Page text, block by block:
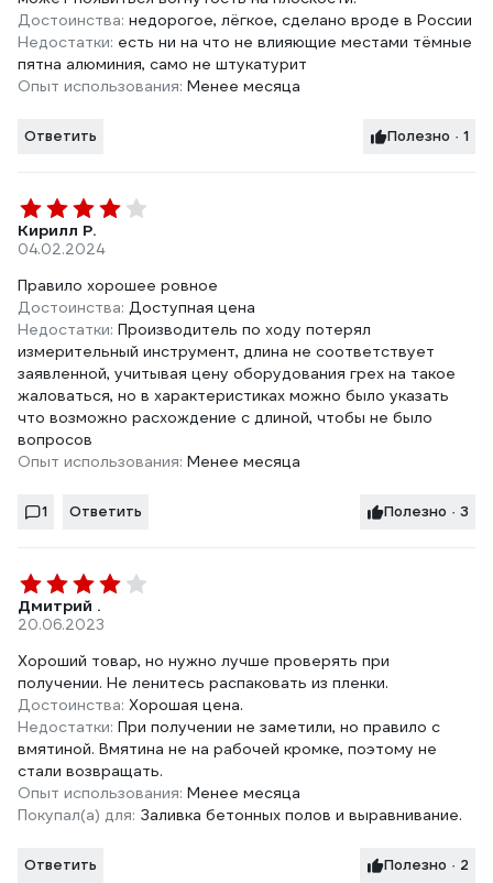
Достоинства: недорогое, лёгкое, сделано вроде в России
Недостатки: есть ни на что не влияющие местами тёмные
пятна алюминия, само не штукатурит
Опыт использования: Менее месяца
Ответить Полезно · 1
Кирилл Р.
04.02.2024
Правило хорошее ровное
Достоинства: Доступная цена
Недостатки: Производитель по ходу потерял
измерительный инструмент, длина не соответствует
заявленной, учитывая цену оборудования грех на такое
жаловаться, но в характеристиках можно было указать
что возможно расхождение с длиной, чтобы не было
вопросов
Опыт использования: Менее месяца
1 Ответить Полезно · 3
Дмитрий .
20.06.2023
Хороший товар, но нужно лучше проверять при
получении. Не ленитесь распаковать из пленки.
Достоинства: Хорошая цена.
Недостатки: При получении не заметили, но правило с
вмятиной. Вмятина не на рабочей кромке, поэтому не
стали возвращать.
Опыт использования: Менее месяца
Покупал(а) для: Заливка бетонных полов и выравнивание.
Ответить Полезно · 2